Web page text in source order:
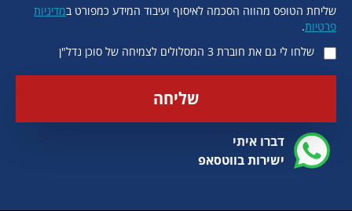
שליחת הטופס מהווה הסכמה לאיסוף ועיבוד המידע כמפורט במדיניות
פרטיות.
שלחו לי גם את חוברת 3 המסלולים לצמיחה של סוכן נדל"ן
דברו איתי
ישירות בווטסאפ
שליחה